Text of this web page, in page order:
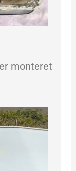
monteret